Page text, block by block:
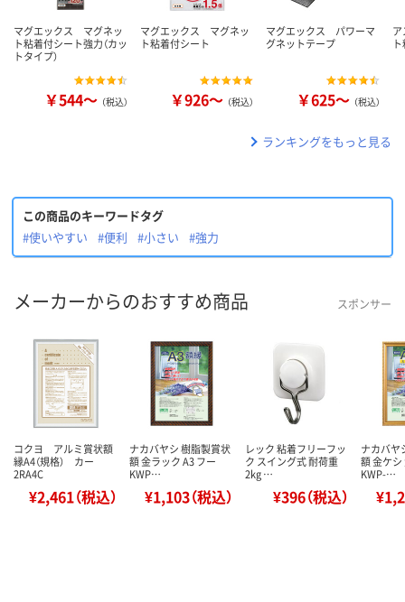
マグエックス マグネッ
ト粘着付シート強力（カッ
トタイプ）
￥544～ （税込）
マグエックス マグネッ
ト粘着付シート
￥926～ （税込）
マグエックス パワーマ
グネットテープ
￥625～ （税込）
ランキングをもっと見る
この商品のキーワードタグ
#使いやすい
#便利 #小さい #強力
メーカーからのおすすめ商品 スポンサー
コクヨ アルミ賞状額
縁A4（規格） カー
2RA4C
¥2,461（税込）
ナカバヤシ 樹脂製賞状
額 金ラック A3 フー
KWP…
¥1,103（税込）
レック 粘着フリーフッ
ク スイング式 耐荷重
2kg …
¥396（税込）
ナカバヤ
額 金ケシ
KWP-…